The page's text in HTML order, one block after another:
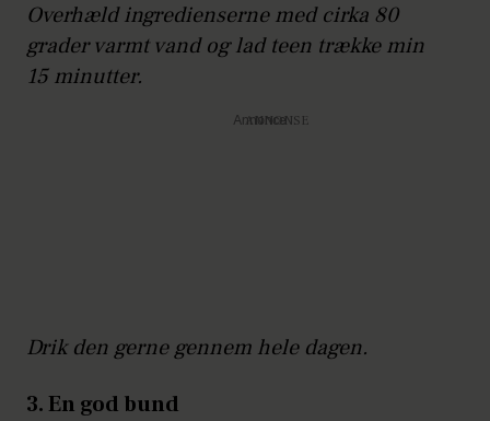
Overhæld ingredienserne med cirka 80
grader varmt vand og lad teen trække min
15 minutter.
Annonce
Drik den gerne gennem hele dagen.
3. En god bund